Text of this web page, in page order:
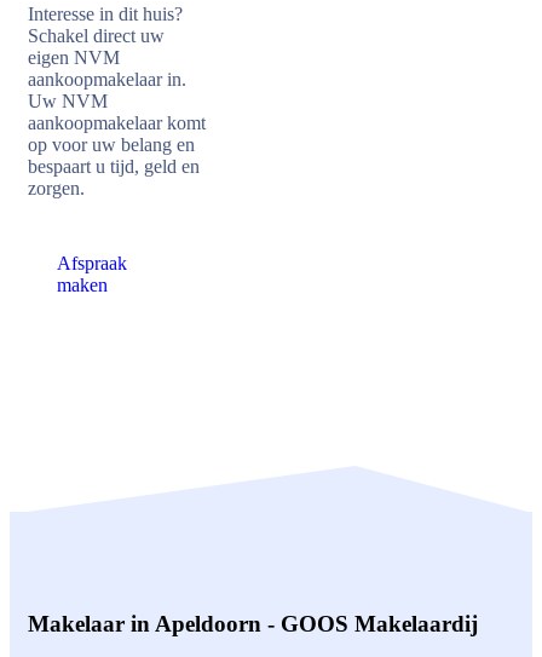
Interesse in dit huis?
Schakel direct uw
eigen NVM
aankoopmakelaar in.
Uw NVM
aankoopmakelaar komt
op voor uw belang en
bespaart u tijd, geld en
zorgen.
Afspraak
maken
Makelaar in Apeldoorn - GOOS Makelaardij